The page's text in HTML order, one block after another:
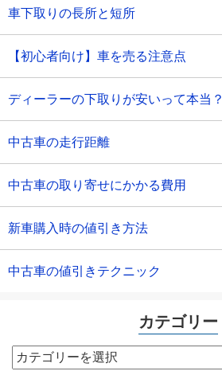
車下取りの長所と短所
【初心者向け】車を売る注意点
ディーラーの下取りが安いって本当？
中古車の走行距離
中古車の取り寄せにかかる費用
新車購入時の値引き方法
中古車の値引きテクニック
カテゴリー
カ